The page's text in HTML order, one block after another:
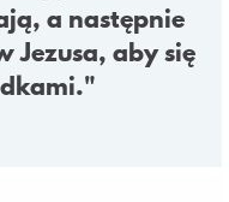
a następnie
Jezusa, aby się